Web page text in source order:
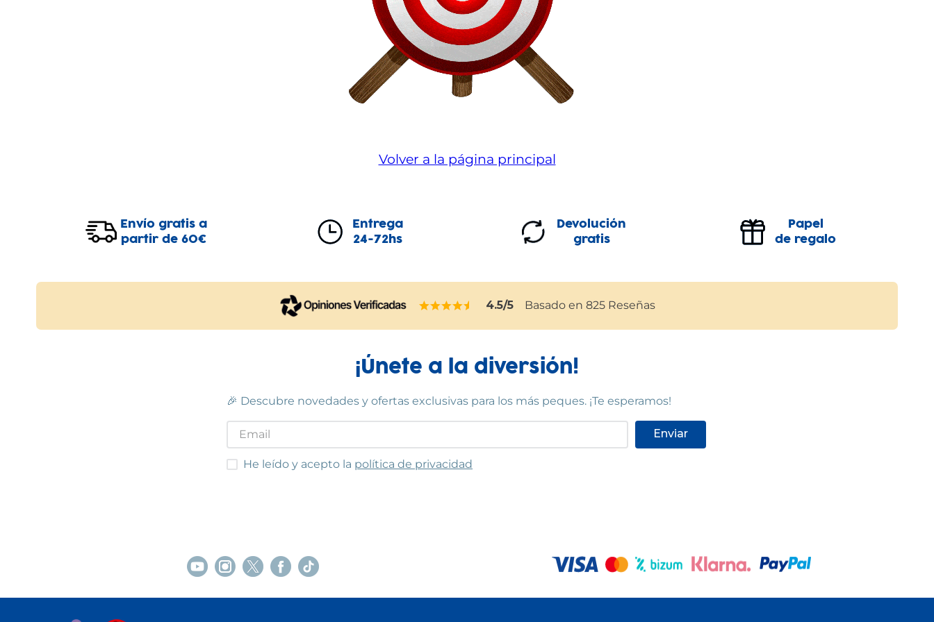
Volver a la página principal
Envío gratis a
partir de 60€
Entrega
24-72hs
Devolución
gratis
Papel
de regalo
4.5/5 Basado en 825 Reseñas
¡Únete a la diversión!
🎉 Descubre novedades y ofertas exclusivas para los más peques. ¡Te esperamos!
Enviar
He leído y acepto las condiciones
He leído y acepto la política de privacidad